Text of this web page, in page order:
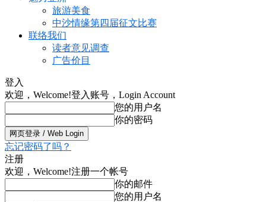
旅游美食
中沙情缘第四届征文比赛
联络我们
读者意见调查
广告价目
登入
欢迎，Welcome!登入账号，Login Account
您的用户名
你的密码
忘记密码了吗？
注册
欢迎，Welcome!注册一个帐号
你的邮件
您的用户名